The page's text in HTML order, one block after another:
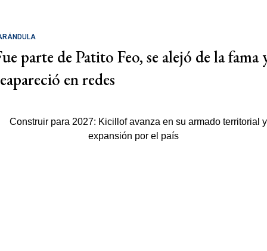
parte de Patito Feo, se alejó de la fama
en redes